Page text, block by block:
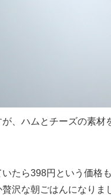
、ハムとチーズの素
たら398円という価格
沢な朝ごはんになりま